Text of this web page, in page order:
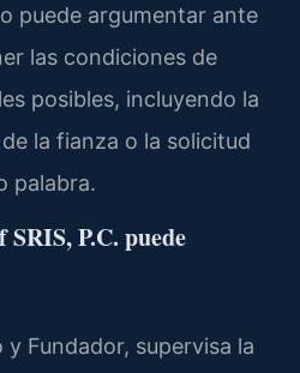
puede argumentar ante
las condiciones de
posibles, incluyendo la
la fianza o la solicitud
palabra.
P.C. puede
y Fundador, supervisa la